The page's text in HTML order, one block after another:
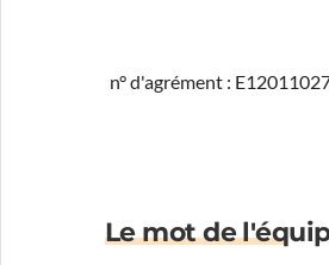
n° d'agrément :
Le mot de